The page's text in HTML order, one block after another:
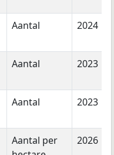
Aantal 2024
Aantal 2023
Aantal 2023
Aantal per
2026